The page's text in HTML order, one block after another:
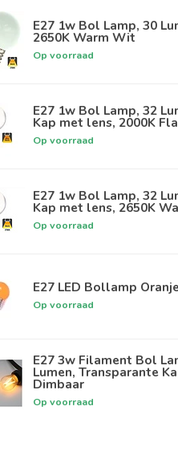
E27 1w Bol Lamp, 30
2650K Warm Wit
Op voorraad
E27 1w Bol Lamp, 32
Kap met lens, 2000K
Op voorraad
E27 1w Bol Lamp, 32
Kap met lens, 2650K
Op voorraad
E27 LED Bollamp
Op voorraad
E27 3w Filament Bol
Lumen, Transparante
Dimbaar
Op voorraad